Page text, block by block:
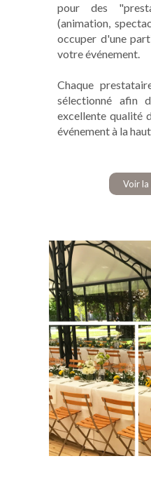
pour des
(animation,
occuper d'une
votre événement.
Chaque
sélectionné afin
excellente qualité
événement à la
Voir